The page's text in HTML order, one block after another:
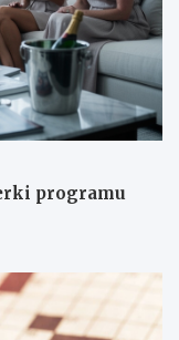
programu